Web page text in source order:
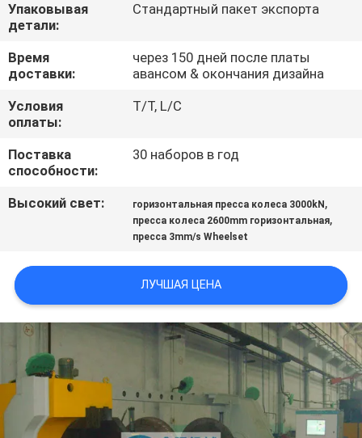
СПРОСИТЕ
ЦИТАТУ
КАРТА
САЙТА
POLICY
Упаковывая
детали:
Стандартный пакет экспорта
Время
доставки:
через 150 дней после платы
авансом & окончания дизайна
Условия
оплаты:
T/T, L/C
Поставка
способности:
30 наборов в год
Высокий свет: горизонтальная пресса колеса 3000kN ,
пресса колеса 2600mm горизонтальная,
пресса 3mm/s Wheelset
ЛУЧШАЯ ЦЕНА